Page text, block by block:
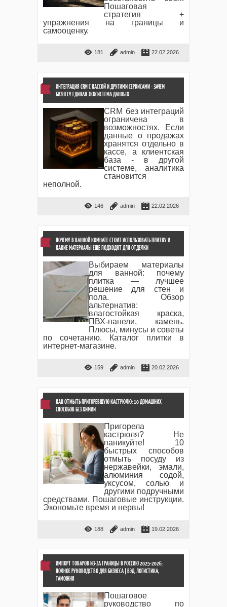
Пошаговая
стратегия +
упражнения на границы и
самооценку.
181 admin 22.02.2026
ИНТЕГРАЦИЯ CRM С КАССОЙ И ДРУГИМИ СЕРВИСАМИ - ЗАЧЕМ
БИЗНЕСУ ЕДИНАЯ ЭКОСИСТЕМА ДАННЫХ
CRM без интеграций
ограничена в
возможностях. Если
данные о продажах
хранятся отдельно в
кассе, а клиентская
база - в другой
системе, аналитика
становится
неполной.
146 admin 22.02.2026
ПОЧЕМУ В ВАННОЙ КОМНАТЕ СТОИТ ИСПОЛЬЗОВАТЬ ПЛИТКУ И
КАКИЕ МАТЕРИАЛЫ ЕЩЕ ПОДХОДЯТ ДЛЯ ОТДЕЛКИ
Выбираем материалы
для ванной: почему
плитка — лучшее
решение для стен и
пола. Обзор
альтернатив:
влагостойкая краска,
ПВХ-панели, камень.
Плюсы, минусы и советы
по сочетанию. Каталог плитки в
интернет-магазине.
159 admin 20.02.2026
КАК ОТМЫТЬ ПРИГОРЕВШУЮ КАСТРЮЛЮ: 10 ДОМАШНИХ
СПОСОБОВ БЕЗ ХИМИИ
Пригорела
кастрюля? Не
паникуйте! 10
быстрых способов
отмыть посуду из
нержавейки, эмали,
алюминия содой,
уксусом, солью и
другими подручными
средствами. Пошаговые инструкции.
Экономьте время и нервы!
188 admin 19.02.2026
ИМПОРТ ТОВАРОВ ИЗ-ЗА ГРАНИЦЫ В РОССИЮ 2025-2026:
ПОЛНОЕ РУКОВОДСТВО ДЛЯ БИЗНЕСА | ВЭД, ЛОГИСТИКА,
ТАМОЖНЯ
Пошаговое
руководство по